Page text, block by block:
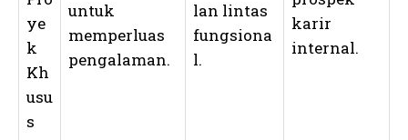
ye
k
Kh
usu
s
untuk
memperluas
pengalaman.
lan lintas
fungsiona
l.
karir
internal.